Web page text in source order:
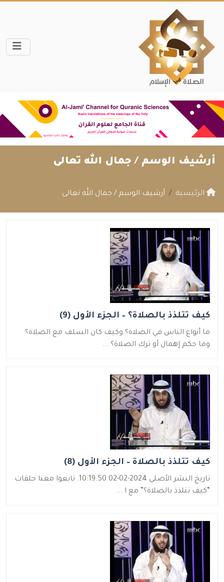
أرشيف الوسم / جمال الله تعالى
الرئيسية أرشيف الوسم / جمال الله تعالى
كيف تتلذذ بالصلاة؟ – الجزء الأول (9)
ما أنواع الناس في الصلاة؟ وكيف كان السلف مع الصلاة؟
وما حكم إهمال أو ترك الصلاة؟ ...
كيف تتلذذ بالصلاة – الجزء الأول (8)
تاريخ النشر الأصلي 2024-02-02 10:19:50. تابعوا معنا حلقات
“كيف تتلذذ بالصلاة؟” مع ا ...